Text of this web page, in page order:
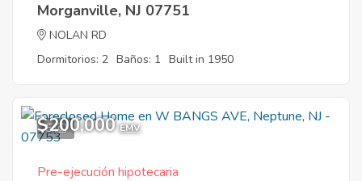
Morganville, NJ 07751
NOLAN RD
Dormitorios: 2 Baños: 1 Built in 1950
5
$200,000 EMV
Pre-ejecución hipotecaria